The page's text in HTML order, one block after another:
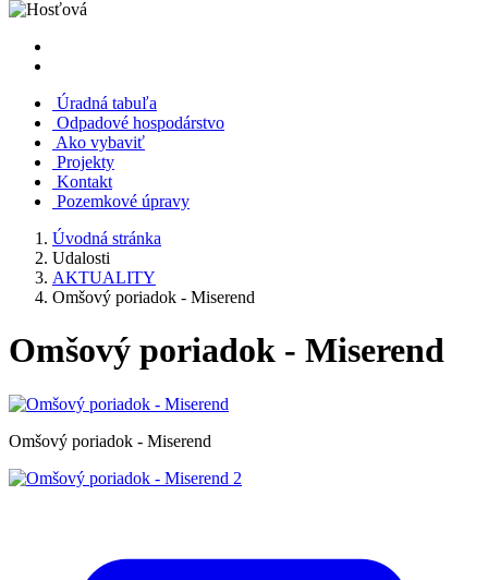
Úradná tabuľa
Odpadové hospodárstvo
Ako vybaviť
Projekty
Kontakt
Pozemkové úpravy
Úvodná stránka
Udalosti
AKTUALITY
Omšový poriadok - Miserend
Omšový poriadok - Miserend
Omšový poriadok - Miserend